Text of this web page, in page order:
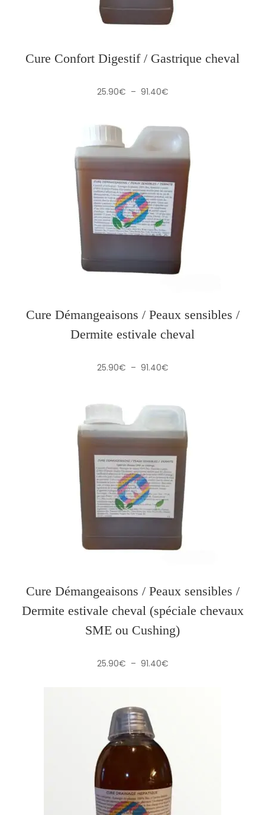
Cure Confort Digestif / Gastrique cheval
25.90€ – 91.40€Plage
à
91.40€
Cure Démangeaisons / Peaux sensibles /
Dermite estivale cheval
25.90€ – 91.40€Plage
91.40€
Cure Démangeaisons / Peaux sensibles /
Dermite estivale cheval (spéciale chevaux
SME ou Cushing)
25.90€ – 91.40€Plage